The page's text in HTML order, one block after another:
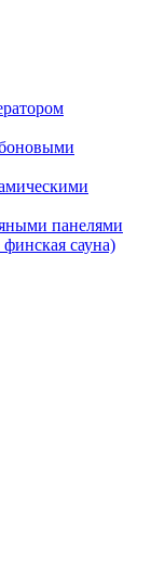
панелями
сауна)